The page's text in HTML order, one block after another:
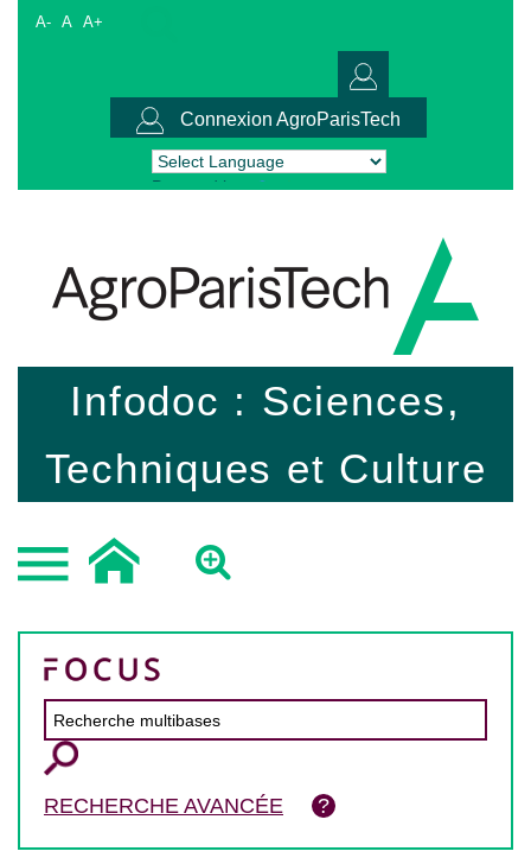
A- A A+
Connexion AgroParisTech
Powered by Translate
Infodoc : Sciences,
Techniques et Culture
RECHERCHE AVANCÉE